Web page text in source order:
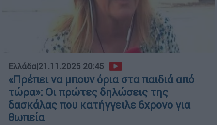
Ελλάδα|21.11.2025 20:45
«Πρέπει να μπουν όρια στα παιδιά από
τώρα»: Οι πρώτες δηλώσεις της
δασκάλας που κατήγγειλε 6χρονο για
θωπεία